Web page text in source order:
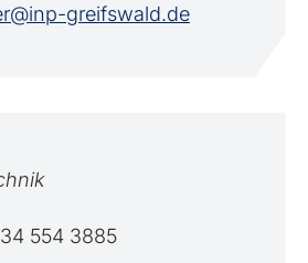
greifswald.de
554 3885